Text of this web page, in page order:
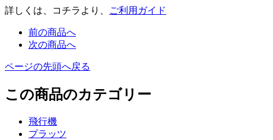
詳しくは、コチラより、 ご利用ガイド
前の商品へ
次の商品へ
ページの先頭へ戻る
この商品のカテゴリー
飛行機
プラッツ